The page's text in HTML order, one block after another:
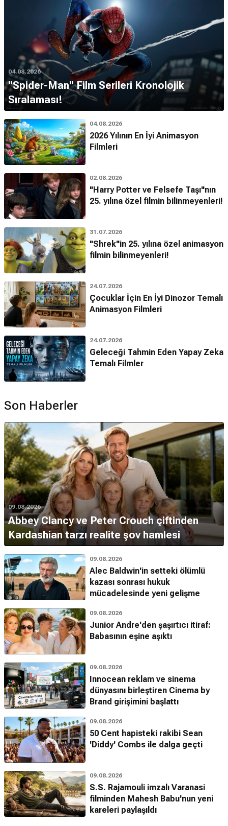
04.08.2026
''Spider-Man'' Film Serileri Kronolojik
Sıralaması!
04.08.2026
2026 Yılının En İyi Animasyon
Filmleri
02.08.2026
"Harry Potter ve Felsefe Taşı"nın
25. yılına özel filmin bilinmeyenleri!
31.07.2026
"Shrek"in 25. yılına özel animasyon
filmin bilinmeyenleri!
24.07.2026
Çocuklar İçin En İyi Dinozor Temalı
Animasyon Filmleri
24.07.2026
Geleceği Tahmin Eden Yapay Zeka
Temalı Filmler
Son Haberler
09.08.2026
Abbey Clancy ve Peter Crouch çiftinden
Kardashian tarzı realite şov hamlesi
09.08.2026
Alec Baldwin'in setteki ölümlü
kazası sonrası hukuk
mücadelesinde yeni gelişme
09.08.2026
Junior Andre'den şaşırtıcı itiraf:
Babasının eşine aşıktı
09.08.2026
Innocean reklam ve sinema
dünyasını birleştiren Cinema by
Brand girişimini başlattı
09.08.2026
50 Cent hapisteki rakibi Sean
'Diddy' Combs ile dalga geçti
09.08.2026
S.S. Rajamouli imzalı Varanasi
filminden Mahesh Babu'nun yeni
kareleri paylaşıldı